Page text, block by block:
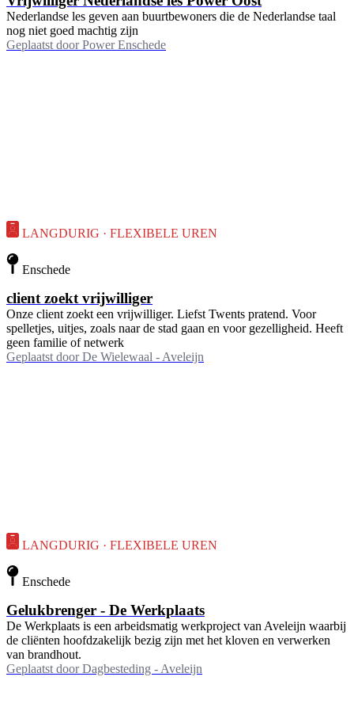
Nederlandse les geven aan buurtbewoners die de Nederlandse taal
nog niet goed machtig zijn
Geplaatst door Power Enschede
LANGDURIG · FLEXIBELE UREN
Enschede
client zoekt vrijwilliger
Onze client zoekt een vrijwilliger. Liefst Twents pratend. Voor
spelletjes, uitjes, zoals naar de stad gaan en voor gezelligheid. Heeft
geen familie of netwerk
Geplaatst door De Wielewaal - Aveleijn
LANGDURIG · FLEXIBELE UREN
Enschede
Gelukbrenger - De Werkplaats
De Werkplaats is een arbeidsmatig werkproject van Aveleijn waarbij
de cliënten hoofdzakelijk bezig zijn met het kloven en verwerken
van brandhout.
Geplaatst door Dagbesteding - Aveleijn